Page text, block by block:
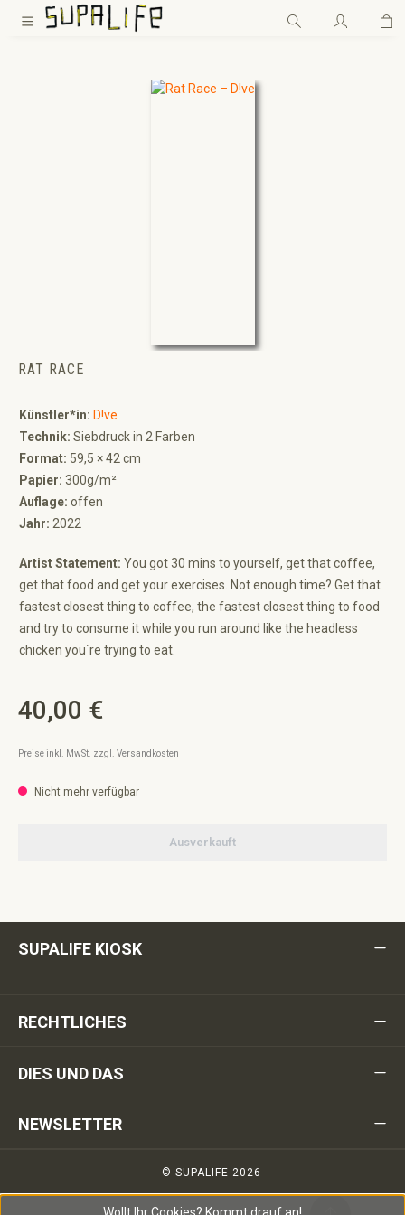
Zum Hauptinhalt springen
RAT RACE
Künstler*in: D!ve
Technik: Siebdruck in 2 Farben
Format: 59,5 × 42 cm
Papier: 300g/m²
Auflage: offen
Jahr: 2022
Artist Statement: You got 30 mins to yourself, get that coffee,
get that food and get your exercises. Not enough time? Get that
fastest closest thing to coffee, the fastest closest thing to food
and try to consume it while you run around like the headless
chicken you´re trying to eat.
Regulärer Preis:
40,00 €
Preise inkl. MwSt. zzgl. Versandkosten
Nicht mehr verfügbar
Ausverkauft
SUPALIFE KIOSK
RECHTLICHES
DIES UND DAS
NEWSLETTER
© SUPALIFE 2026